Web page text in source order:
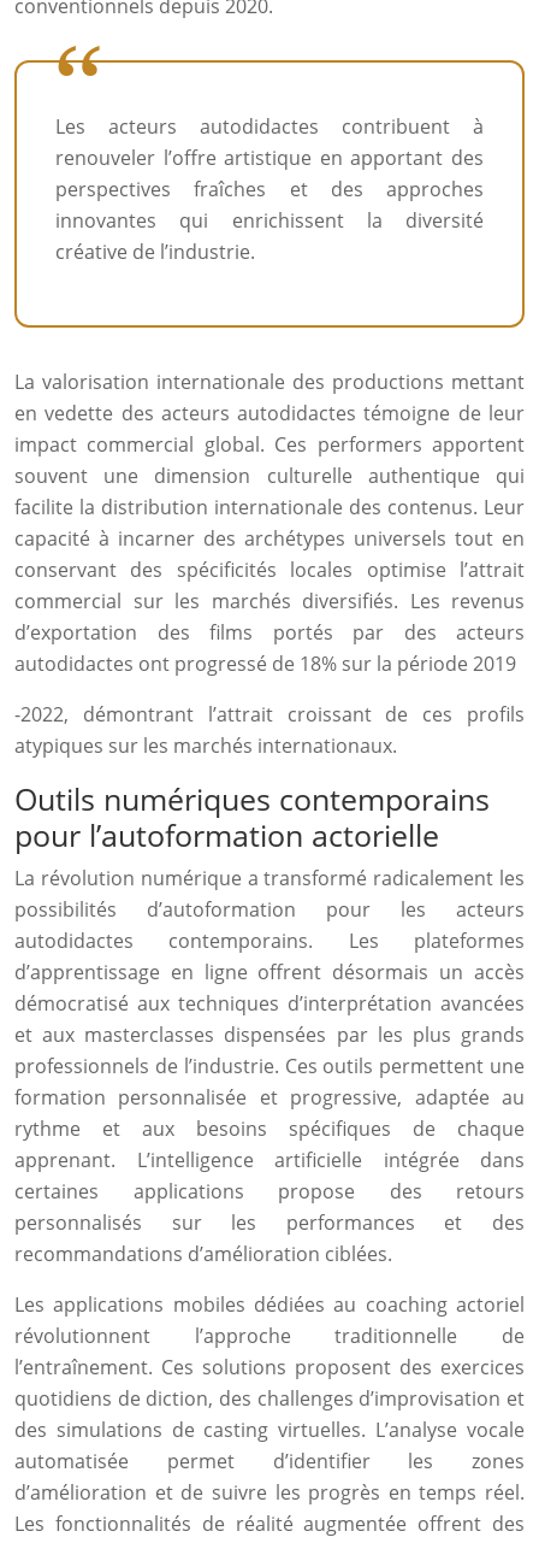
conventionnels depuis 2020.
Les acteurs autodidactes contribuent à
renouveler l’offre artistique en apportant des
perspectives fraîches et des approches
innovantes qui enrichissent la diversité
créative de l’industrie.
La valorisation internationale des productions mettant
en vedette des acteurs autodidactes témoigne de leur
impact commercial global. Ces performers apportent
souvent une dimension culturelle authentique qui
facilite la distribution internationale des contenus. Leur
capacité à incarner des archétypes universels tout en
conservant des spécificités locales optimise l’attrait
commercial sur les marchés diversifiés. Les revenus
d’exportation des films portés par des acteurs
autodidactes ont progressé de 18% sur la période 2019
-2022, démontrant l’attrait croissant de ces profils
atypiques sur les marchés internationaux.
Outils numériques contemporains
pour l’autoformation actorielle
La révolution numérique a transformé radicalement les
possibilités d’autoformation pour les acteurs
autodidactes contemporains. Les plateformes
d’apprentissage en ligne offrent désormais un accès
démocratisé aux techniques d’interprétation avancées
et aux masterclasses dispensées par les plus grands
professionnels de l’industrie. Ces outils permettent une
formation personnalisée et progressive, adaptée au
rythme et aux besoins spécifiques de chaque
apprenant. L’intelligence artificielle intégrée dans
certaines applications propose des retours
personnalisés sur les performances et des
recommandations d’amélioration ciblées.
Les applications mobiles dédiées au coaching actoriel
révolutionnent l’approche traditionnelle de
l’entraînement. Ces solutions proposent des exercices
quotidiens de diction, des challenges d’improvisation et
des simulations de casting virtuelles. L’analyse vocale
automatisée permet d’identifier les zones
d’amélioration et de suivre les progrès en temps réel.
Les fonctionnalités de réalité augmentée offrent des